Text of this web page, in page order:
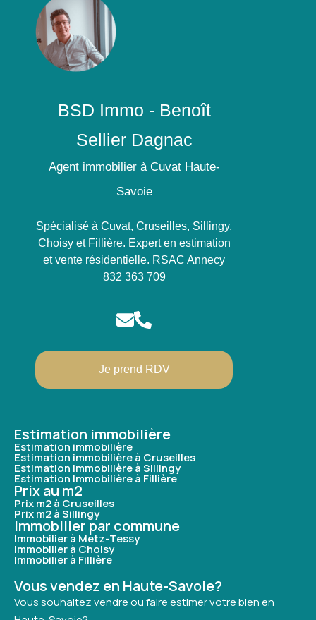
BSD Immo - Benoît
Sellier Dagnac
Agent immobilier à Cuvat Haute-
Savoie
Spécialisé à Cuvat, Cruseilles, Sillingy,
Choisy et Fillière. Expert en estimation
et vente résidentielle. RSAC Annecy
832 363 709
Je prend RDV
Estimation immobilière
Estimation immobilière
Estimation immobilière à Cruseilles
Estimation Immobilière à Sillingy
Estimation Immobilière à Fillière
Prix au m2
Prix m2 à Cruseilles
Prix m2 à Sillingy
Immobilier par commune
Immobilier à Metz-Tessy
Immobilier à Choisy
Immobilier à Fillière
Vous vendez en Haute-Savoie?
Vous souhaitez vendre ou faire estimer votre bien en